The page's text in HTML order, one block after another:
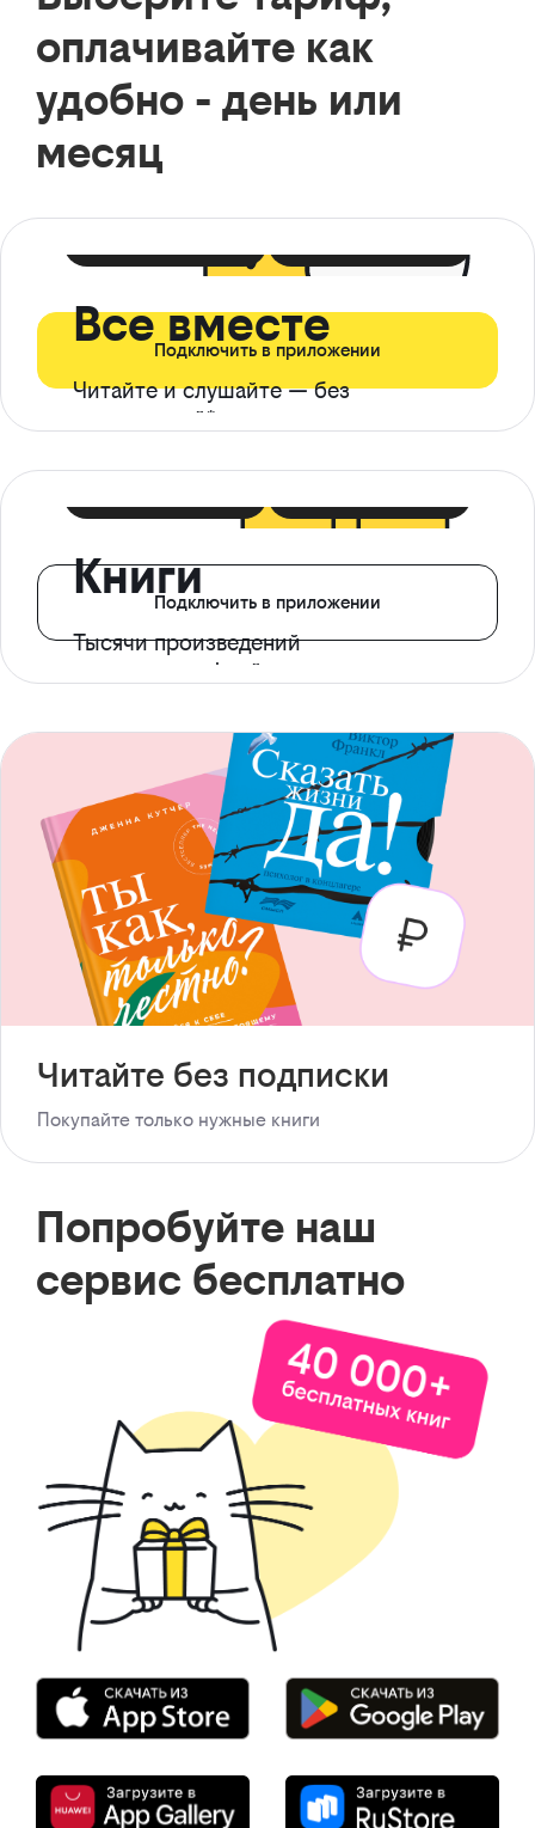
оплачивайте как
удобно - день или
месяц
Все вместе
Читайте и слушайте — без
ограничений*
Подключить в приложении
Книги
Тысячи произведений
с доступом офлайн
Подключить в приложении
Читайте без подписки
Покупайте только нужные книги
Попробуйте наш
сервис бесплатно